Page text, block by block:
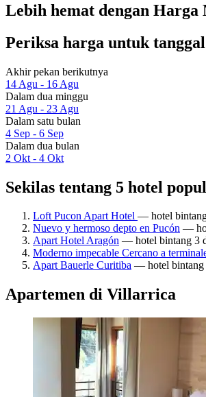
Lebih hemat dengan Harga
Periksa harga untuk
Akhir pekan berikutnya
14 Agu - 16 Agu
Dalam dua minggu
21 Agu - 23 Agu
Dalam satu bulan
4 Sep - 6 Sep
Dalam dua bulan
2 Okt - 4 Okt
Sekilas tentang 5 hotel
Loft Pucon Apart Hotel — hotel
Nuevo y hermoso depto en Pucón —
Apart Hotel Aragón — hotel bintang 3
Moderno impecable Cercano a
Apart Bauerle Curitiba — hotel bintang
Apartemen di Villarrica